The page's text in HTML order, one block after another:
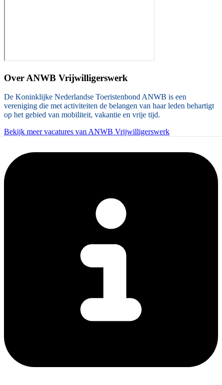
Over ANWB Vrijwilligerswerk
De Koninklijke Nederlandse Toeristenbond ANWB is een
vereniging die met activiteiten de belangen van haar leden behartigt
op het gebied van mobiliteit, vakantie en vrije tijd.
Bekijk meer vacatures van ANWB Vrijwilligerswerk